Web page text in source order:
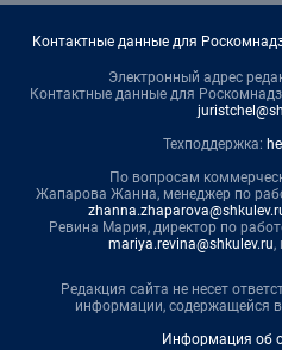
Контактные данные для
Электронный адрес
Контактные данные для
Техподдержка:
По вопросам
Жапарова Жанна, менеджер по
Ревина Мария, директор по
mariya.revina@shkulev.ru,
Редакция сайта не несет
информации, содержащейся
Информация об